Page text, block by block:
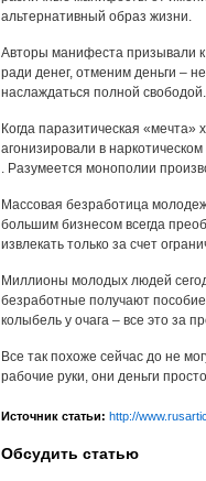
альтернативный образ жизни.
Авторы манифеста призывали
ради денег, отменим деньги –
наслаждаться полной свободой.
Когда паразитическая
агонизировали в
. Разумеется монополии
Массовая безработица
большим бизнесом всегда
извлекать только за счет
Миллионы молодых людей
безработные получают
колыбель у очага – все это за
Все так похоже сейчас до не
рабочие руки, они деньги
Источник статьи: http://
Обсудить статью